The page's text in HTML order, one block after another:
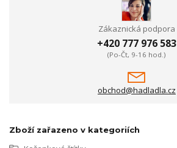
Zákaznická podpora
+420 777 976 583
(Po-Čt, 9-16 hod.)
obchod@hadladla.cz
Zboží zařazeno v kategoriích